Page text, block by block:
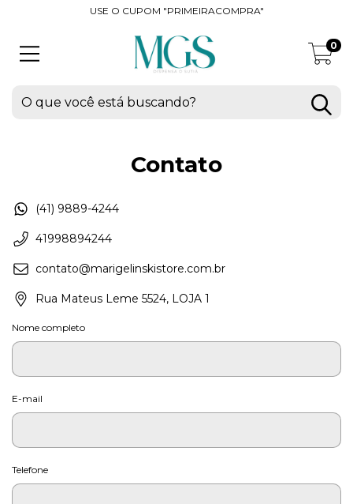
USE O CUPOM "PRIMEIRACOMPRA"
0
Contato
(41) 9889-4244
41998894244
contato@marigelinskistore.com.br
Rua Mateus Leme 5524, LOJA 1
Nome completo
E-mail
Telefone